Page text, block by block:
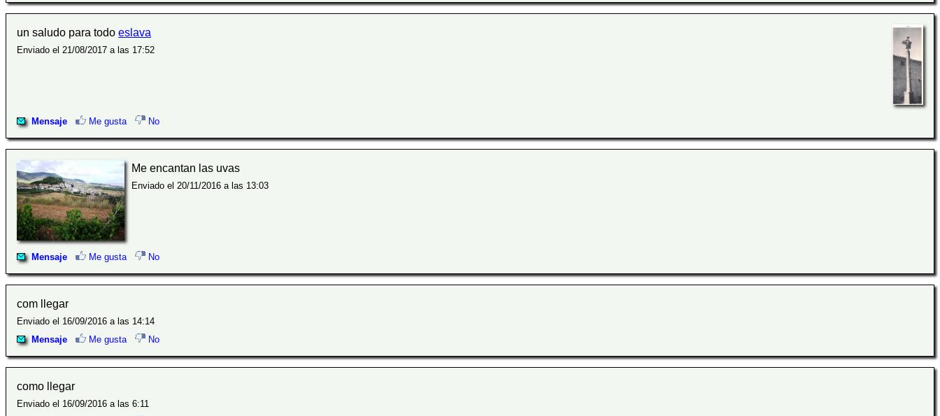
un saludo para todo eslava
Enviado el 21/08/2017 a las 17:52
Mensaje Me gusta No
Me encantan las uvas
Enviado el 20/11/2016 a las 13:03
Mensaje Me gusta No
com llegar
Enviado el 16/09/2016 a las 14:14
Mensaje
Me gusta No
como llegar
Enviado el 16/09/2016 a las 6:11